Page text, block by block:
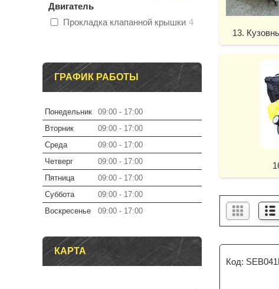
13.
Двигатель
Прокладка клапанной крышки 4
ГРАФИК РАБОТЫ
Понедельник 09:00
17:00
Вторник
09:00
17:00
Среда
09:00
17:00
Четверг
09:00
17:00
Пятница
09:00
17:00
Суббота
09:00
17:00
Воскресенье
09:00 17:00
КАРТА